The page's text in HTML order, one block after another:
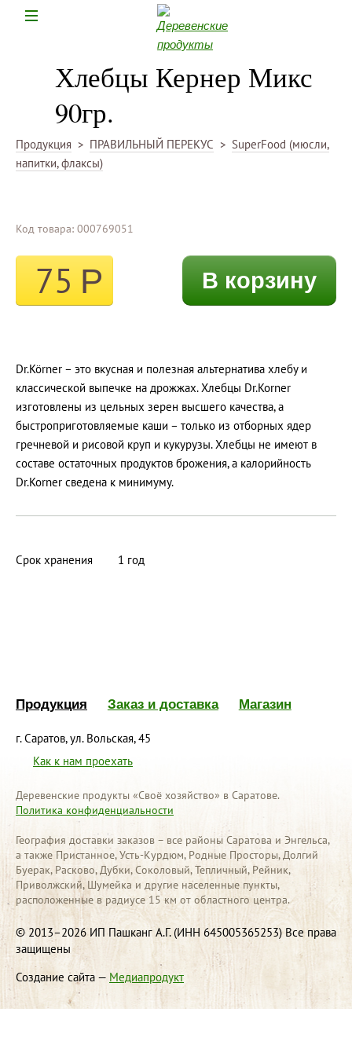
Хлебцы Кернер Микс
90гр.
Продукция > ПРАВИЛЬНЫЙ ПЕРЕКУС > SuperFood (мюсли,
напитки, флаксы)
Код товара: 000769051
75Р В корзину
Dr.Körner – это вкусная и полезная альтернатива хлебу и
классической выпечке на дрожжах. Хлебцы Dr.Korner
изготовлены из цельных зерен высшего качества, а
быстроприготовляемые каши – только из отборных ядер
гречневой и рисовой круп и кукурузы. Хлебцы не имеют в
составе остаточных продуктов брожения, а калорийность
Dr.Korner сведена к минимуму.
Срок хранения 1 год
Продукция Заказ и доставка Магазин
г. Саратов, ул. Вольская, 45
Как к нам проехать
Деревенские продукты «Своё хозяйство» в Саратове.
Политика конфиденциальности
География доставки заказов – все районы Саратова и Энгельса,
а также Пристанное, Усть-Курдюм, Родные Просторы, Долгий
Буерак, Расково, Дубки, Соколовый, Тепличный, Рейник,
Приволжский, Шумейка и другие населенные пункты,
расположенные в радиусе 15 км от областного центра.
© 2013–2026 ИП Пашканг А.Г. (ИНН 645005365253) Все права
защищены
Создание сайта — Медиапродукт